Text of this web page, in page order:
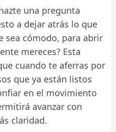
una pregunta
a dejar atrás lo que
sea cómodo, para abrir
mereces? Esta
cuando te aferras por
que ya están listos
en el movimiento
avanzar con
claridad.